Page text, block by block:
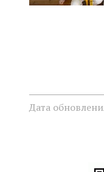
Дата